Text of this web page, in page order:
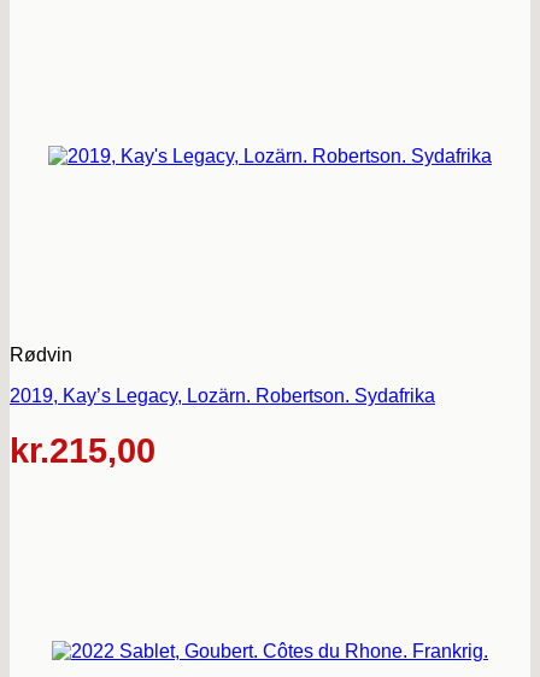
Rødvin
2019, Kay’s Legacy, Lozärn. Robertson. Sydafrika
kr.215,00